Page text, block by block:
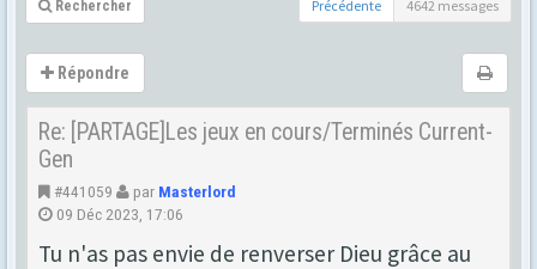
Précédente 4642 messages
Rechercher
Répondre
Re: [PARTAGE]Les jeux en cours/Terminés Current-
Gen
#441059 par Masterlord
09 Déc 2023, 17:06
Tu n'as pas envie de renverser Dieu grâce au